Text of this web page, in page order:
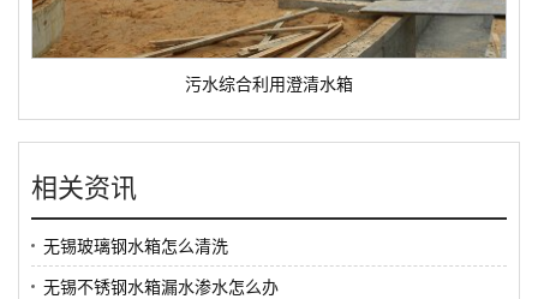
污水综合利用澄清水箱
相关资讯
无锡玻璃钢水箱怎么清洗
无锡不锈钢水箱漏水渗水怎么办